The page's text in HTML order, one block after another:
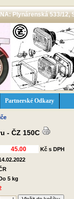
Plynárenská 533/12,
Partnerské Odkazy
- ČZ 150C
Kč s DPH
5 kg